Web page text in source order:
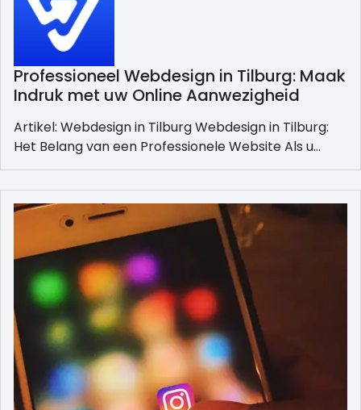
Professioneel Webdesign in Tilburg: Maak
Indruk met uw Online Aanwezigheid
Artikel: Webdesign in Tilburg Webdesign in Tilburg:
Het Belang van een Professionele Website Als u…